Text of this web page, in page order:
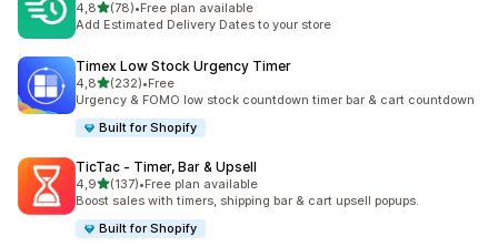
4,8z 5 hvězd
(78)
Celkový počet recenzí: 78
•Free plan available
Add Estimated Delivery Dates to your store
Timex Low Stock Urgency Timer
4,8z 5 hvězd
(232)
Celkový počet recenzí: 232
•Free
Urgency & FOMO low stock countdown timer bar & cart countdown
Built for Shopify
TicTac ‑ Timer, Bar & Upsell
4,9z 5 hvězd
(137)
Celkový počet recenzí: 137
•Free plan available
Boost sales with timers, shipping bar & cart upsell popups.
Built for Shopify